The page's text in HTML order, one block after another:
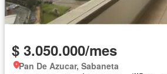
$ 3.050.000/mes
Pan De Azucar, Sabaneta